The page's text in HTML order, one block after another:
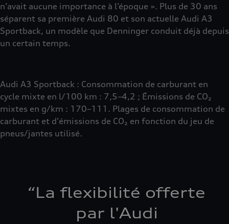
n’avait aucune importance à l’époque ». Plus de 30 ans
séparent sa première Audi 80 et son actuelle Audi A3
Sportback, un modèle que Denninger conduit déjà depuis
un certain temps.
Audi A3 Sportback : Consommation de carburant en
cycle mixte en l/100 km : 7,5–4,2 ; Émissions de CO₂
mixtes en g/km : 170–111. Plages de consommation de
carburant et d'émissions de CO₂ en fonction du jeu de
pneus/jantes utilisé.
“La flexibilité offerte
par l'Audi